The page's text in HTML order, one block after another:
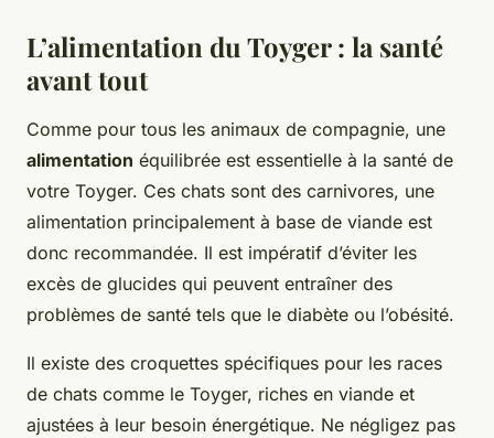
L’alimentation du Toyger : la santé
avant tout
Comme pour tous les animaux de compagnie, une
alimentation équilibrée est essentielle à la santé de
votre Toyger. Ces chats sont des carnivores, une
alimentation principalement à base de viande est
donc recommandée. Il est impératif d’éviter les
excès de glucides qui peuvent entraîner des
problèmes de santé tels que le diabète ou l’obésité.
Il existe des croquettes spécifiques pour les races
de chats comme le Toyger, riches en viande et
ajustées à leur besoin énergétique. Ne négligez pas